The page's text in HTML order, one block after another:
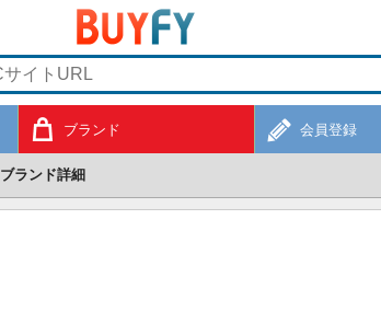
ブランド 会員登録
ブランド詳細